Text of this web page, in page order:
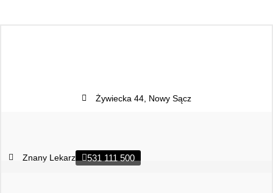
Żywiecka 44, Nowy Sącz
Znany Lekarz 531 111 500